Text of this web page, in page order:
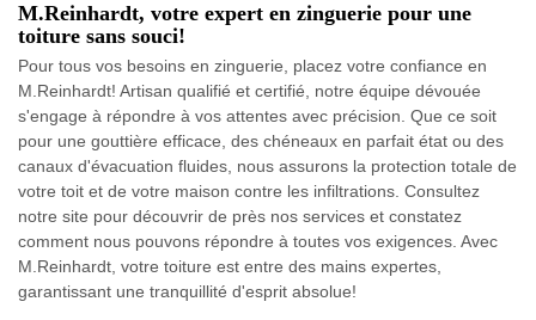
M.Reinhardt, votre expert en zinguerie pour une
toiture sans souci!
Pour tous vos besoins en zinguerie, placez votre confiance en
M.Reinhardt! Artisan qualifié et certifié, notre équipe dévouée
s'engage à répondre à vos attentes avec précision. Que ce soit
pour une gouttière efficace, des chéneaux en parfait état ou des
canaux d'évacuation fluides, nous assurons la protection totale de
votre toit et de votre maison contre les infiltrations. Consultez
notre site pour découvrir de près nos services et constatez
comment nous pouvons répondre à toutes vos exigences. Avec
M.Reinhardt, votre toiture est entre des mains expertes,
garantissant une tranquillité d'esprit absolue!